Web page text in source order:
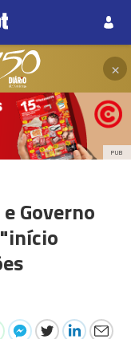
×
PUB
Governo